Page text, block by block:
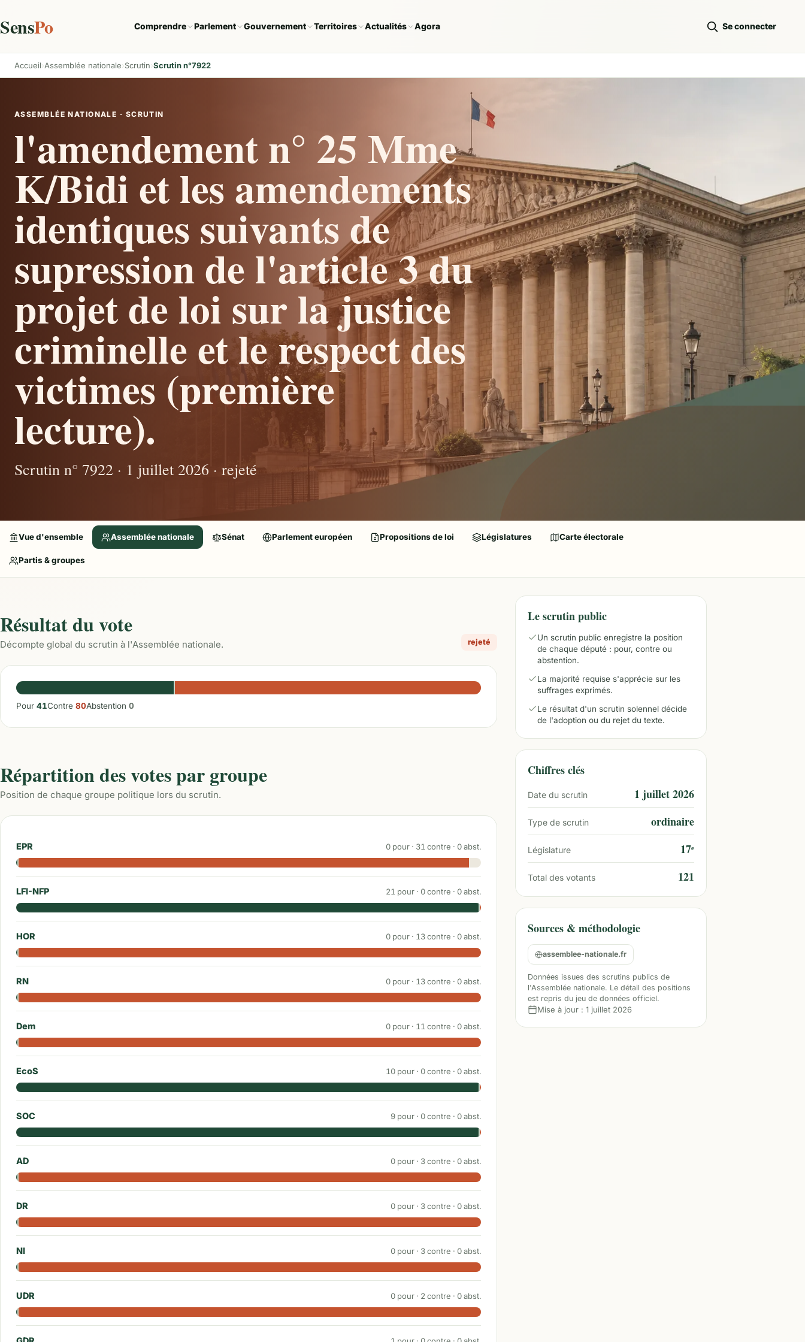
SensPo Comprendre Parlement Gouvernement Territoires Actualités Agora Se connecter
Accueil Assemblée nationale Scrutin Scrutin n°7922
ASSEMBLÉE NATIONALE · SCRUTIN
l'amendement n° 25 Mme
K/Bidi et les amendements
identiques suivants de
supression de l'article 3 du
projet de loi sur la justice
criminelle et le respect des
victimes (première
lecture).
Scrutin n° 7922 · 1 juillet 2026 · rejeté
Vue d'ensemble Assemblée nationale Sénat Parlement européen Propositions de loi Législatures Carte électorale
Partis & groupes
Résultat du vote
Décompte global du scrutin à l'Assemblée nationale. rejeté
Pour 41Contre 80Abstention 0
Répartition des votes par groupe
Position de chaque groupe politique lors du scrutin.
EPR 0 pour · 31 contre · 0abst.
LFI-NFP 21 pour · 0contre · 0abst.
HOR 0 pour · 13contre · 0abst.
RN 0 pour · 13contre · 0abst.
Dem 0 pour · 11 contre · 0abst.
EcoS 10 pour · 0contre · 0abst.
SOC 9 pour · 0contre · 0abst.
AD 0 pour · 3contre · 0abst.
DR 0 pour · 3contre · 0abst.
NI 0 pour · 3contre · 0abst.
UDR 0 pour · 2 contre · 0abst.
Le scrutin public
Un scrutin public enregistre la position
de chaque député : pour, contre ou
abstention.
La majorité requise s'apprécie sur les
suffrages exprimés.
Le résultat d'un scrutin solennel décide
de l'adoption ou du rejet du texte.
Chiffres clés
Date du scrutin 1 juillet 2026
Type de scrutin ordinaire
Législature 17ᵉ
Total des votants 121
Sources & méthodologie
assemblee-nationale.fr
Données issues des scrutins publics de
l'Assemblée nationale. Le détail des positions
est repris du jeu de données officiel.
Mise à jour : 1 juillet 2026